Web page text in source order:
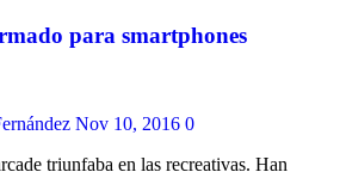
para smartphones
Nov 10, 2016 0
triunfaba en las recreativas. Han